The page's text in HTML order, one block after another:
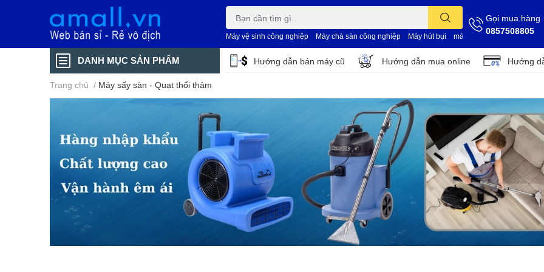
Máy vệ sinh công nghiệp Máy chà sàn công nghiệp Máy hút bụi máy vệ sinh nhà xưởng
Gọi mua hàng
0857508805
DANH MỤC SẢN PHẨM Hướng dẫn bán máy cũ Hướng dẫn mua online Hướng
Trang chủ / Máy sấy sàn - Quạt thổi thảm